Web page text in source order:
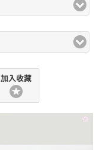
加入收藏